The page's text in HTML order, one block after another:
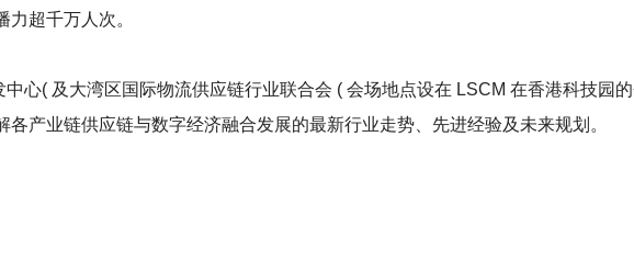
超千万人次。
心( 及大湾区国际物流供应链行业联合会 ( 会场地点设在 LSCM 在香港科技园
产业链供应链与数字经济融合发展的最新行业走势、先进经验及未来规划。